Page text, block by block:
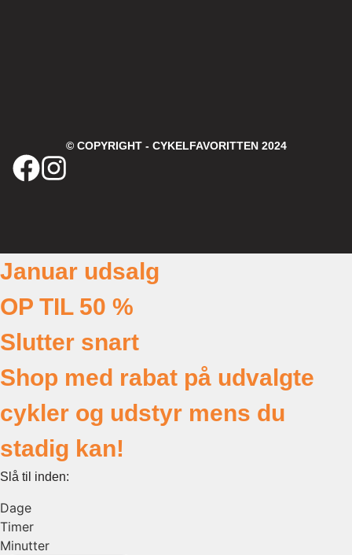
© COPYRIGHT - CYKELFAVORITTEN 2024
Januar udsalg
OP TIL 50 %
Slutter snart
Shop med rabat på udvalgte
cykler og udstyr mens du
stadig kan!
Slå til inden:
Dage
Timer
Minutter